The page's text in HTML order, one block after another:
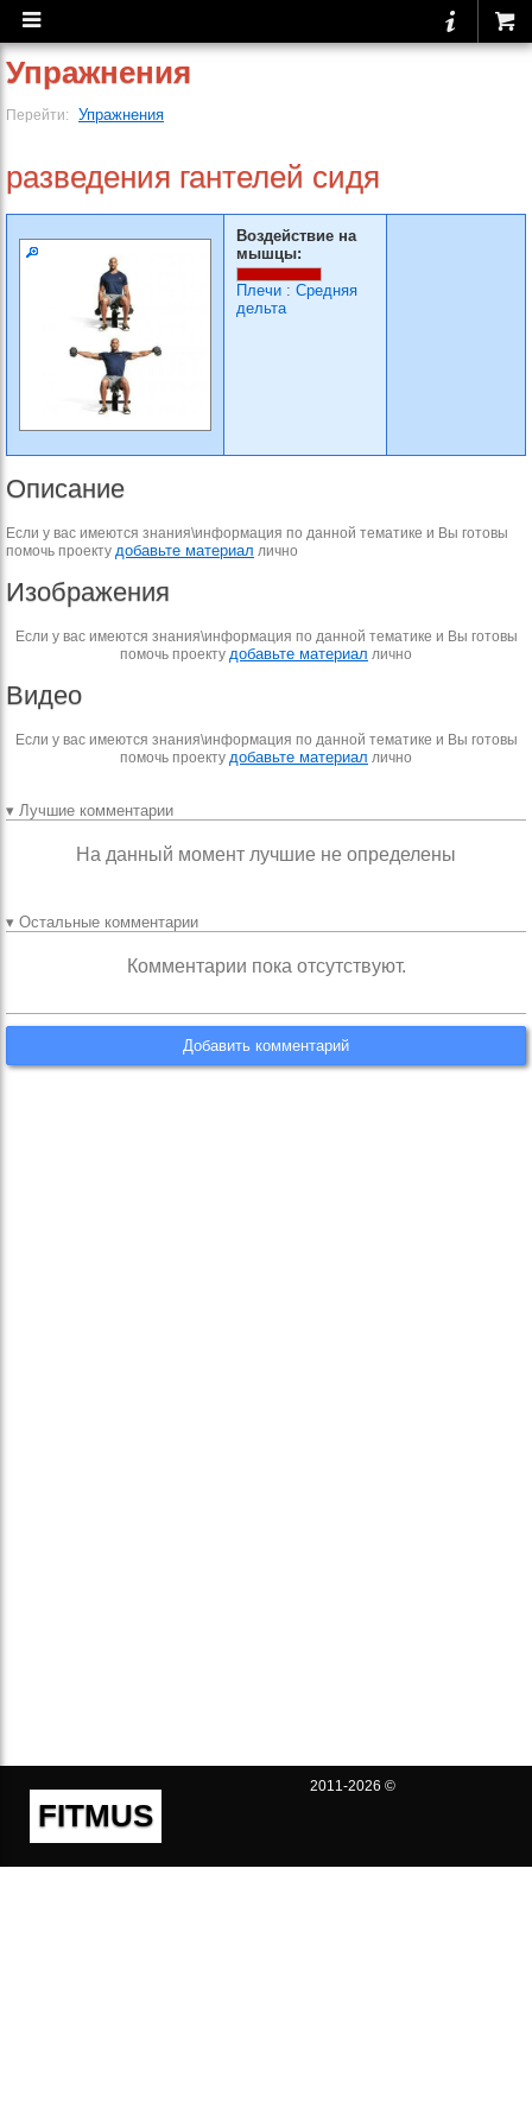
Упражнения
Перейти: Упражнения
разведения гантелей сидя
Воздействие на
мышцы:
Плечи : Средняя
дельта
Описание
Если у вас имеются знания\информация по данной тематике и Вы готовы
помочь проекту добавьте материал лично
Изображения
Если у вас имеются знания\информация по данной тематике и Вы готовы
помочь проекту добавьте материал лично
Видео
Если у вас имеются знания\информация по данной тематике и Вы готовы
помочь проекту добавьте материал лично
▾ Лучшие комментарии
На данный момент лучшие не определены
▾ Остальные комментарии
Комментарии пока отсутствуют.
Добавить комментарий
FITMUS
2011-2026 ©